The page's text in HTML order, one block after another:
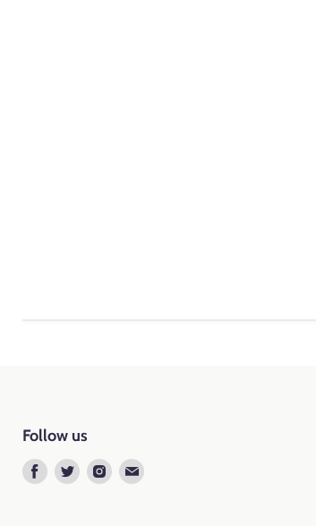
Follow us
Find Find Find Find